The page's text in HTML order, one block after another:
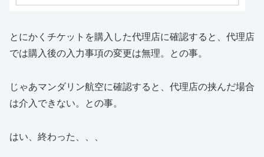
とにかくチケットを購入した代理店に確認すると、代理店
では購入後の入力事項の変更は無理。との事。
じゃあマンダリン航空に確認すると、代理店の挟んだ場合
は介入できない。との事。
はい、終わった、、、